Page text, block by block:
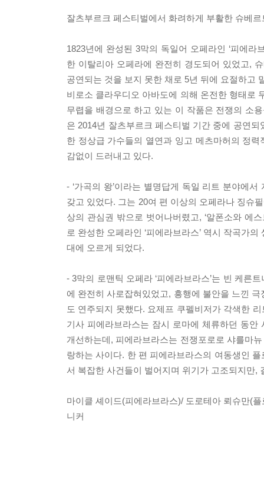
잘츠부르크 페스티벌에서 화려하게 부활한 슈베
1823년에 완성된 3막의 독일어 오페라인 ‘피에
한 이탈리아 오페라에 완전히 경도되어 있었고,
공연되는 것을 보지 못한 채로 5년 뒤에 요절하고
비로소 클라우디오 아바도에 의해 온전한 형태로
무렵을 배경으로 하고 있는 이 작품은 전쟁의 소
은 2014년 잘츠부르크 페스티벌 기간 중에 공연
한 정상급 가수들의 열연과 잉고 메츠마허의 정
감없이 드러내고 있다.
- ‘가곡의 왕’이라는 별명답게 독일 리트 분야에
갖고 있었다. 그는 20여 편 이상의 오페라나 징슈
상의 관심권 밖으로 벗어나버렸고, ‘알폰소와 에
로 완성한 오페라인 ‘피에라브라스’ 역시 작곡가
대에 오르게 되었다.
- 3막의 로맨틱 오페라 ‘피에라브라스’는 빈 케른
에 완전히 사로잡혀있었고, 흥행에 불안을 느낀
도 연주되지 못했다. 요제프 쿠펠비저가 각색한
기사 피에라브라스는 잠시 로마에 체류하던 동
개선하는데, 피에라브라스는 전쟁포로로 샤를마
랑하는 사이다. 한 편 피에라브라스의 여동생인
서 복잡한 사건들이 벌어지며 위기가 고조되지만
마이클 셰이드(피에라브라스)/ 도로테아 뢰슈만(
니커